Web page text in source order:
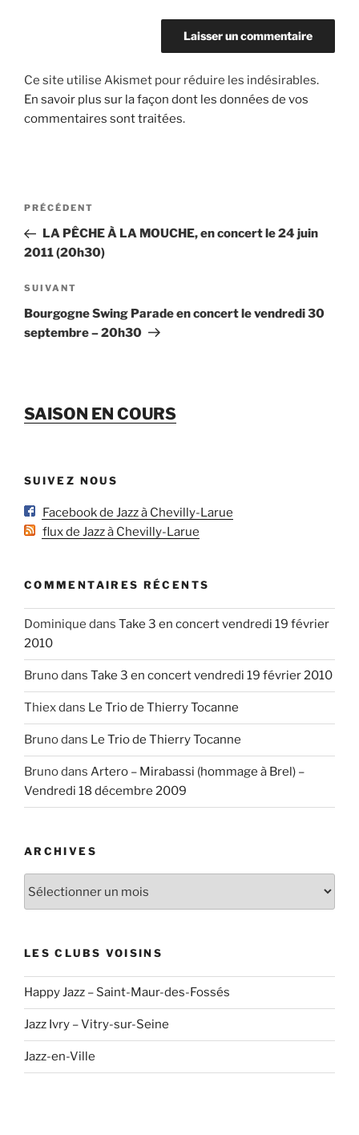
Ce site utilise Akismet pour réduire les indésirables.
En savoir plus sur la façon dont les données de vos
commentaires sont traitées.
Navigation
l’article
Article
précédent
PRÉCÉDENT
LA PÊCHE À LA MOUCHE, en concert le 24 juin
2011 (20h30)
Article
suivant
SUIVANT
Bourgogne Swing Parade en concert le vendredi 30
septembre – 20h30
SAISON EN COURS
SUIVEZ NOUS
Facebook de Jazz à Chevilly-Larue
flux de Jazz à Chevilly-Larue
COMMENTAIRES RÉCENTS
Dominique dans Take 3 en concert vendredi 19 février
2010
Brunodans Take 3 en concert vendredi 19 février 2010
Thiexdans Le Trio de Thierry Tocanne
Brunodans Le Trio de Thierry Tocanne
Brunodans Artero – Mirabassi (hommage à Brel) –
Vendredi 18 décembre 2009
ARCHIVES
LES CLUBS VOISINS
Happy Jazz – Saint-Maur-des-Fossés
Jazz Ivry – Vitry-sur-Seine
Jazz-en-Ville